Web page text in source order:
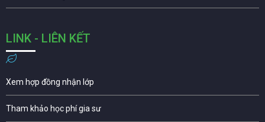
LINK - LIÊN KẾT
Xem hợp đồng nhận lớp
Tham khảo học phí gia sư